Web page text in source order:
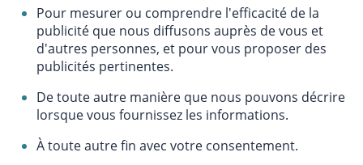
Pour mesurer ou comprendre l'efficacité de la
publicité que nous diffusons auprès de vous et
d'autres personnes, et pour vous proposer des
publicités pertinentes.
De toute autre manière que nous pouvons décrire
lorsque vous fournissez les informations.
À toute autre fin avec votre consentement.